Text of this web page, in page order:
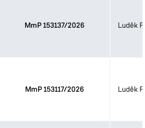
MmP 153137/2026 Luděk
MmP 153117/2026 Luděk